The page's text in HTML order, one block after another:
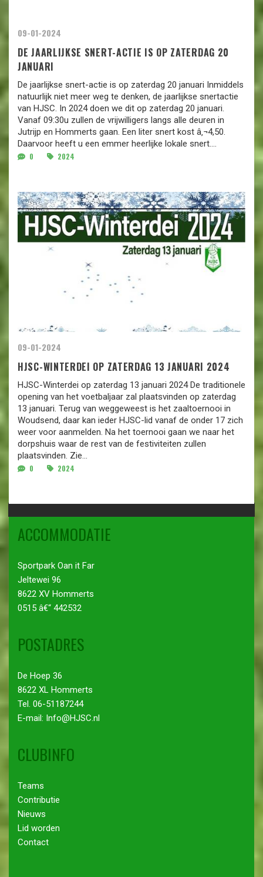
09-01-2024
DE JAARLIJKSE SNERT-ACTIE IS OP ZATERDAG 20
JANUARI
De jaarlijkse snert-actie is op zaterdag 20 januari Inmiddels
natuurlijk niet meer weg te denken, de jaarlijkse snertactie
van HJSC. In 2024 doen we dit op zaterdag 20 januari.
Vanaf 09:30u zullen de vrijwilligers langs alle deuren in
Jutrijp en Hommerts gaan. Een liter snert kost â‚¬4,50.
Daarvoor heeft u een emmer heerlijke lokale snert....
0 2024
09-01-2024
HJSC-WINTERDEI OP ZATERDAG 13 JANUARI 2024
HJSC-Winterdei op zaterdag 13 januari 2024 De traditionele
opening van het voetbaljaar zal plaatsvinden op zaterdag
13 januari. Terug van weggeweest is het zaaltoernooi in
Woudsend, daar kan ieder HJSC-lid vanaf de onder 17 zich
weer voor aanmelden. Na het toernooi gaan we naar het
dorpshuis waar de rest van de festiviteiten zullen
plaatsvinden. Zie...
0 2024
ACCOMMODATIE
Sportpark Oan it Far
Jeltewei 96
8622 XV Hommerts
0515 â€“ 442532
POSTADRES
De Hoep 36
8622 XL Hommerts
Tel. 06-51187244
E-mail: Info@HJSC.nl
CLUBINFO
Teams
Contributie
Nieuws
Lid worden
Contact